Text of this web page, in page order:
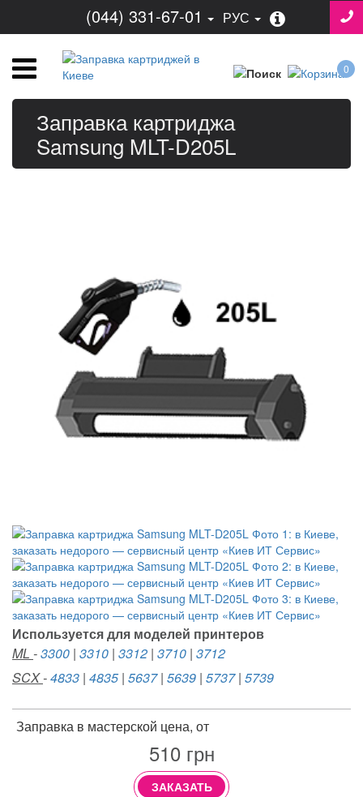
(044) 331-67-01 РУС
0
Заправка картриджа
Samsung MLT-D205L
Используется для моделей принтеров
ML -3300 | 3310 | 3312 | 3710 | 3712
SCX-4833 | 4835 | 5637| 5639 | 5737| 5739
Заправка в мастерской цена, от
510грн
ЗАКАЗАТЬ